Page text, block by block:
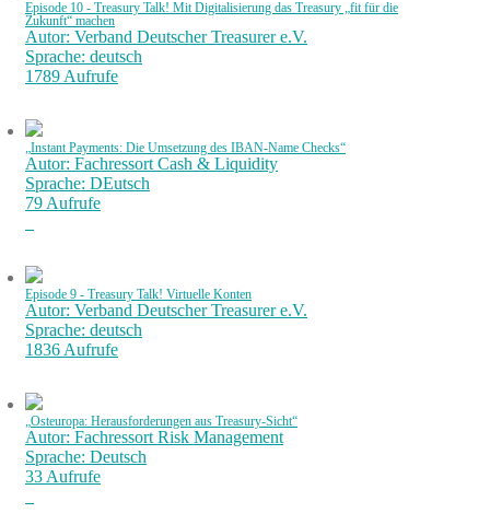
Episode 10 - Treasury Talk! Mit Digitalisierung das Treasury „fit für die
Zukunft“ machen
Autor: Verband Deutscher Treasurer e.V.
Sprache: deutsch
1789 Aufrufe
„Instant Payments: Die Umsetzung des IBAN-Name Checks“
Autor: Fachressort Cash & Liquidity
Sprache: DEutsch
79 Aufrufe
Episode 9 - Treasury Talk! Virtuelle Konten
Autor: Verband Deutscher Treasurer e.V.
Sprache: deutsch
1836 Aufrufe
„Osteuropa: Herausforderungen aus Treasury-Sicht“
Autor: Fachressort Risk Management
Sprache: Deutsch
33 Aufrufe